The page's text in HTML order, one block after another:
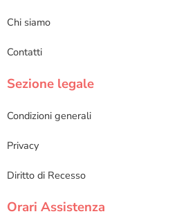
Chi siamo
Contatti
Sezione legale
Condizioni generali
Privacy
Diritto di Recesso
Orari Assistenza